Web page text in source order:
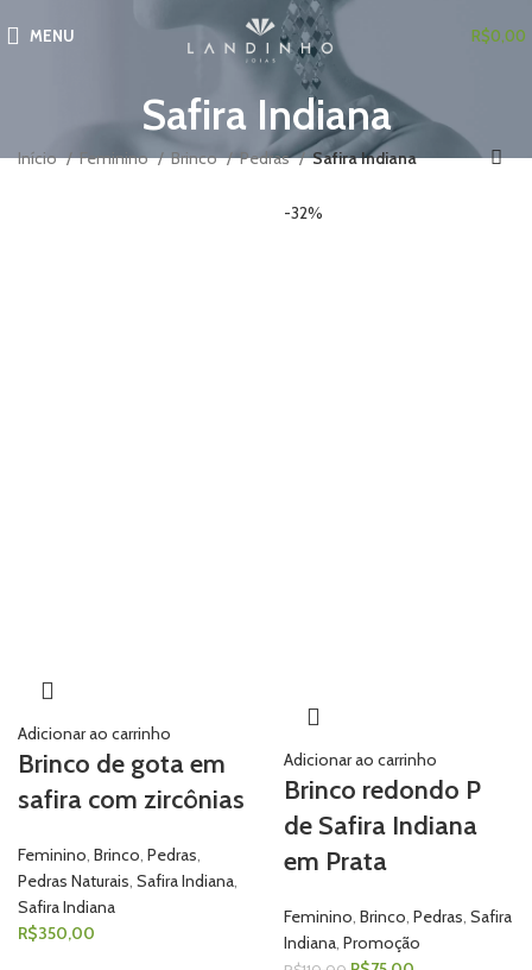
MENU R$0,00
Safira Indiana
Início Feminino Brinco Pedras Safira Indiana
Adicionar ao carrinho
Brinco de gota em
safira com zircônias
Feminino, Brinco, Pedras,
Pedras Naturais, Safira Indiana,
Safira Indiana
R$350,00
-32%
Adicionar ao carrinho
Brinco redondo P
de Safira Indiana
em Prata
Feminino, Brinco, Pedras, Safira
Indiana, Promoção